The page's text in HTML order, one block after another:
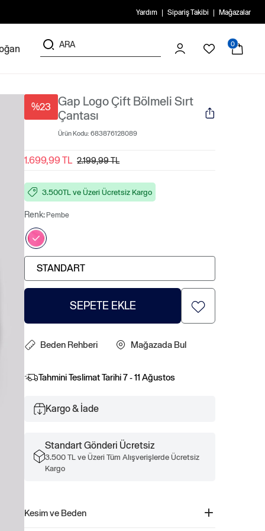
Yardım Sipariş Takibi Mağazalar
0
%23
Gap Logo Çift Bölmeli Sırt
Çantası
Ürün Kodu: 683876128089
1.699,99 TL 2.199,99 TL
3.500TL ve Üzeri Ücretsiz Kargo
Renk: Pembe
STANDART
SEPETE EKLE
Beden Rehberi Mağazada Bul
Tahmini Teslimat Tarihi7 - 11 Ağustos
Kargo & İade
Standart Gönderi Ücretsiz
3.500 TL ve Üzeri Tüm Alışverişlerde Ücretsiz
Kargo
Kesim ve Beden